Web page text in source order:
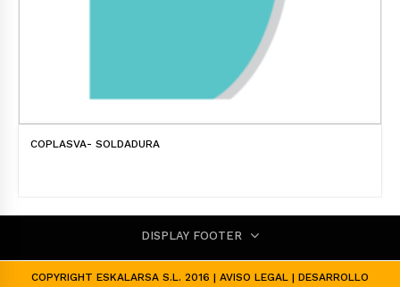
COPLASVA- SOLDADURA
DISPLAY FOOTER
COPYRIGHT ESKALARSA S.L. 2016 | AVISO LEGAL | DESARROLLO